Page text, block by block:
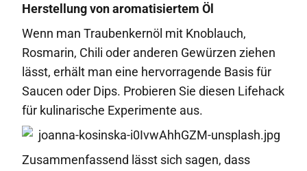
Herstellung von aromatisiertem Öl
Wenn man Traubenkernöl mit Knoblauch,
Rosmarin, Chili oder anderen Gewürzen ziehen
lässt, erhält man eine hervorragende Basis für
Saucen oder Dips. Probieren Sie diesen Lifehack
für kulinarische Experimente aus.
Zusammenfassend lässt sich sagen, dass